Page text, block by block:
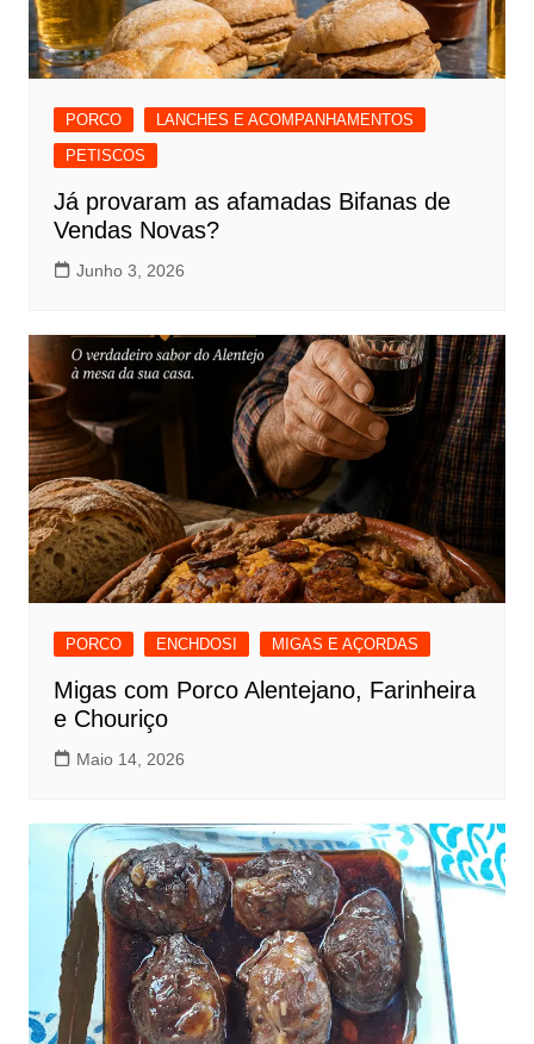
PORCO
LANCHES E ACOMPANHAMENTOS
PETISCOS
Já provaram as afamadas Bifanas de
Vendas Novas?
Junho 3, 2026
PORCO ENCHDOSI MIGAS E AÇORDAS
Migas com Porco Alentejano, Farinheira
e Chouriço
Maio 14, 2026